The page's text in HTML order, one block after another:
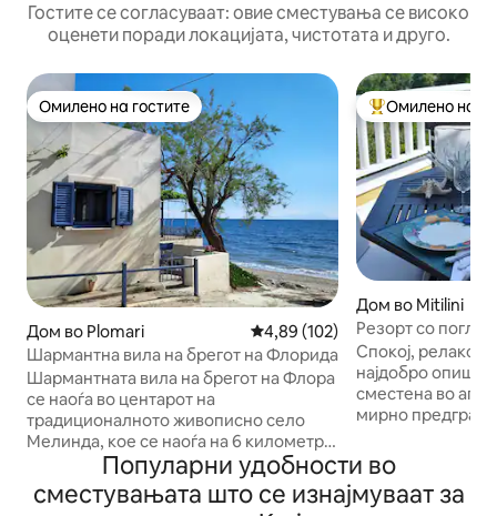
Гостите се согласуваат: овие сместувања се високо
оценети поради локацијата, чистотата и друго.
Омилено на гостите
Омилено на гостите
Дом во Plomari Просечна оцена: 4,89 од 5,
4,89 (102)
Шармантна вила на брегот на Флорида
Шармантната вила на брегот на Флора
се наоѓа во центарот на
традиционалното живописно село
Мелинда, кое се наоѓа на 6 километри
западно од селото Пломари. Нашата
вила се наоѓа буквално на плажа, која
е позната по своите кристално сини
МеѓуОмилено на
Дом во Mitilini
Резорт со
House
Спокој,
најдобро
сместена во
мирно
Имотот се
архитектонски
овозможуваат на
Популарни удобности во
сместувањата што се изнајмуваат за